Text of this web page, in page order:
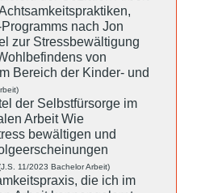
nach Jon
zur Stressbewältigung
von
Bereich der Kinder- und
der Selbstfürsorge im
Arbeit Wie
bewältigen und
11/2023 Bachelor Arbeit)
die ich im